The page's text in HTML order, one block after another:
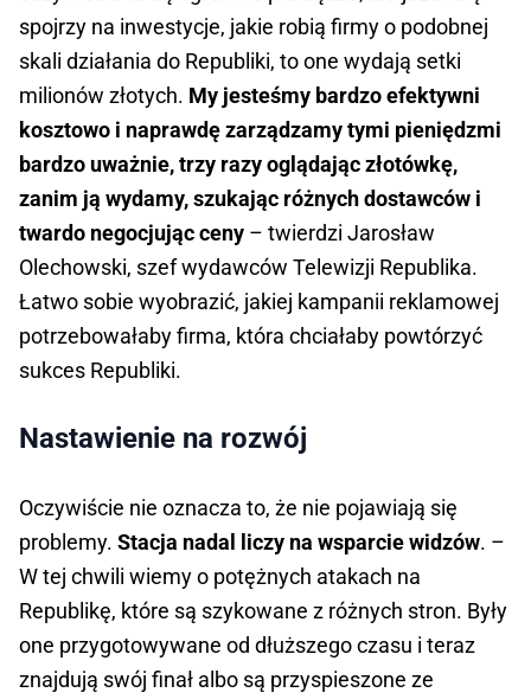
spojrzy na inwestycje, jakie robią firmy o podobnej
skali działania do Republiki, to one wydają setki
milionów złotych. My jesteśmy bardzo efektywni
kosztowo i naprawdę zarządzamy tymi pieniędzmi
bardzo uważnie, trzy razy oglądając złotówkę,
zanim ją wydamy, szukając różnych dostawców i
twardo negocjując ceny – twierdzi Jarosław
Olechowski, szef wydawców Telewizji Republika.
Łatwo sobie wyobrazić, jakiej kampanii reklamowej
potrzebowałaby firma, która chciałaby powtórzyć
sukces Republiki.
Nastawienie na rozwój
Oczywiście nie oznacza to, że nie pojawiają się
problemy. Stacja nadal liczy na wsparcie widzów. –
W tej chwili wiemy o potężnych atakach na
Republikę, które są szykowane z różnych stron. Były
one przygotowywane od dłuższego czasu i teraz
znajdują swój finał albo są przyspieszone ze